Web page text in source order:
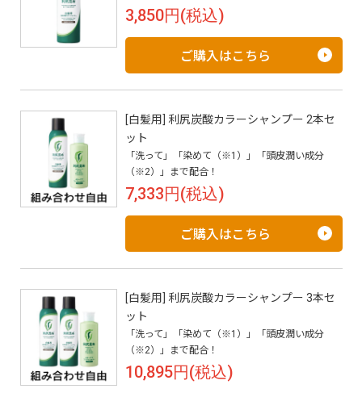
3,850円(税込)
ご購入はこちら
[白髪用] 利尻炭酸カラーシャンプー 2本セ
ット
「洗って」「染めて（※1）」「頭皮潤い成分
（※2）」まで配合！
7,333円(税込)
ご購入はこちら
[白髪用] 利尻炭酸カラーシャンプー 3本セ
ット
「洗って」「染めて（※1）」「頭皮潤い成分
（※2）」まで配合！
10,895円(税込)